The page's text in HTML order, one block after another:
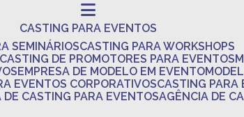
CASTING PARA EVENTOS
SEMINÁRIOS
CASTING PARA WORKSHOPS
CASTING DE PROMOTORES PARA EVENTOS
EMPRESA DE MODELO EM EVENTO
EVENTOS CORPORATIVOS
CASTING
DE CASTING PARA EVENTOS
AGÊNCIA DE